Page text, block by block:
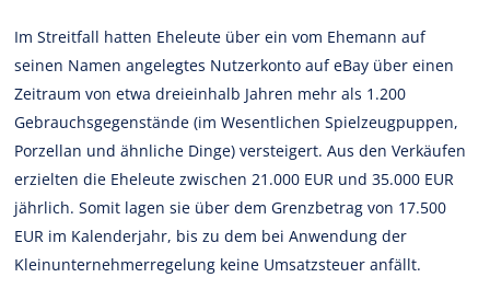
Im Streitfall hatten Eheleute über ein vom Ehemann auf
seinen Namen angelegtes Nutzerkonto auf eBay über einen
Zeitraum von etwa dreieinhalb Jahren mehr als 1.200
Gebrauchsgegenstände (im Wesentlichen Spielzeugpuppen,
Porzellan und ähnliche Dinge) versteigert. Aus den Verkäufen
erzielten die Eheleute zwischen 21.000 EUR und 35.000 EUR
jährlich. Somit lagen sie über dem Grenzbetrag von 17.500
EUR im Kalenderjahr, bis zu dem bei Anwendung der
Kleinunternehmerregelung keine Umsatzsteuer anfällt.